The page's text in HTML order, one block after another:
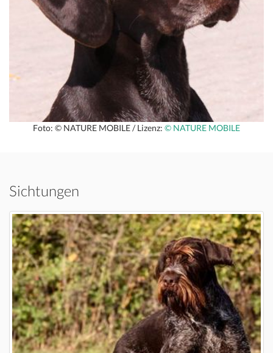
Foto: © NATURE MOBILE / Lizenz: © NATURE MOBILE
Sichtungen